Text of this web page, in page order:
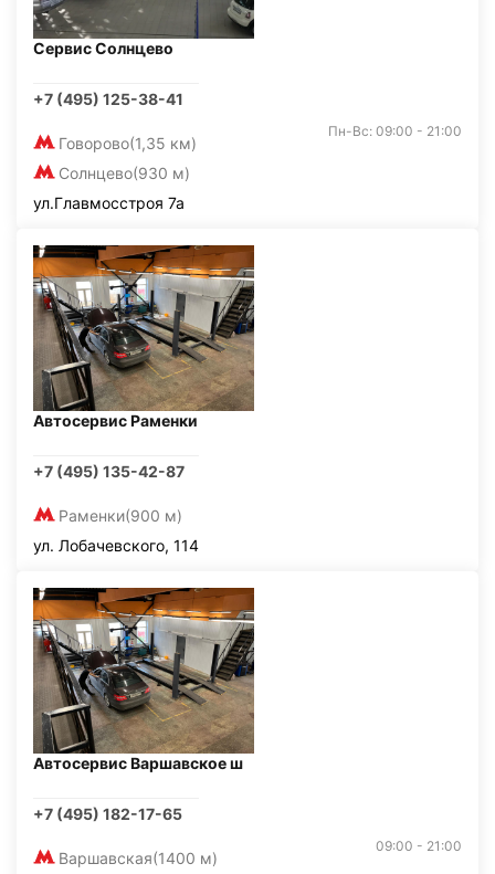
Сервис Солнцево
+7 (495) 125-38-41
Говорово(1,35 км)
Солнцево(930 м)
Пн-Вс: 09:00 - 21:00
ул.Главмосстроя 7а
Автосервис Раменки
+7 (495) 135-42-87
Раменки(900 м)
ул. Лобачевского, 114
Автосервис Варшавское ш
+7 (495) 182-17-65
Варшавская(1400 м)
09:00 - 21:00